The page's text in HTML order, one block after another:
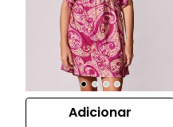
Adicionar